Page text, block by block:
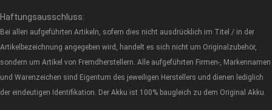
Haftungsausschluss:
Bei allen aufgeführten Artikeln, sofern dies nicht ausdrücklich im Titel / in der
Artikelbezeichnung angegeben wird, handelt es sich nicht um Originalzubehör,
sondern um Artikel von Fremdherstellern. Alle aufgeführten Firmen-, Markennamen
und Warenzeichen sind Eigentum des jeweiligen Herstellers und dienen lediglich
der eindeutigen Identifikation. Der Akku ist 100% baugleich zu dem Original Akku.